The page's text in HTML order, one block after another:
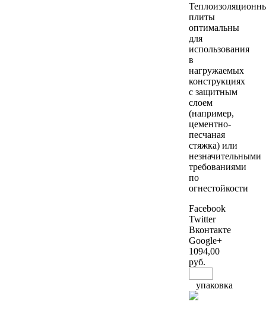
плиты
оптимальны
для
использования
в
нагружаемых
конструкциях
с защитным
слоем
(например,
цементно-
песчаная
стяжка) или
незначительными
требованиями
по
огнестойкости
Facebook
Twitter
Вконтакте
Google+
1094,00
руб.
упаковка